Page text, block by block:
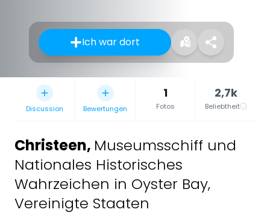
Ich war dort
Discussion Bewertungen
1
Fotos
2,7k
Beliebtheit
Christeen, Museumsschiff und
Nationales Historisches
Wahrzeichen in Oyster Bay,
Vereinigte Staaten